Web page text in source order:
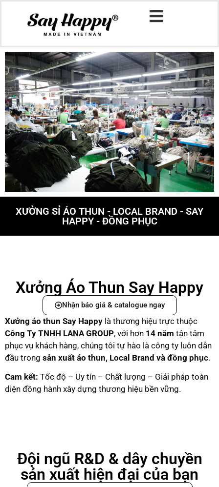
XƯỞNG SỈ ÁO THUN - LOCAL BRAND - SAY
HAPPY - ĐỒNG PHỤC
Xưởng Áo Thun Say Happy
Nhận báo giá & catalogue ngay
Xưởng áo thun Say Happy là thương hiệu trực thuộc
Công Ty TNHH LANA GROUP, với hơn 14 năm tận tâm
phục vụ khách hàng, chúng tôi tự hào là công ty luôn dẫn
đầu trong sản xuất áo thun, Local Brand và đồng phục.
Cam kết: Tốc độ – Uy tín – Chất lượng – Giải pháp toàn
diện đồng hành xây dựng thương hiệu bền vững.
Đội ngũ R&D & dây chuyền
sản xuất hiện đại của bạn